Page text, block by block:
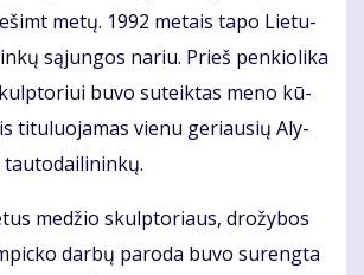
me­tų. 1992 me­tais ta­po Lie­tu­
są­jun­gos na­riu. Prieš pen­kio­li­ka
bu­vo su­teik­tas me­no kū­
ti­tu­luo­ja­mas vie­nu ge­riau­sių Aly­
me­džio skulp­to­riaus, dro­žy­bos
dar­bų pa­ro­da bu­vo su­reng­ta